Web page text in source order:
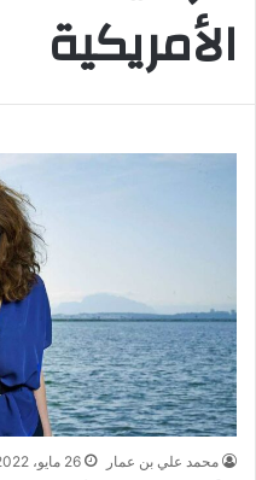
الأمريكية
محمد علي بن عمار 26 مايو، 2022